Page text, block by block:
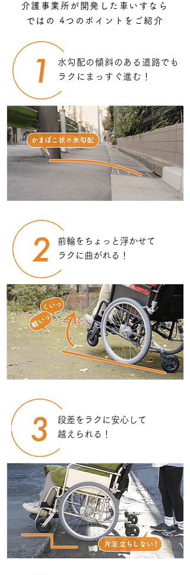
介護事業所が開発した車いすなら
ではの 4つのポイントをご紹介
水勾配の傾斜のある道路でも
ラクにまっすぐ進む！
前輪をちょっと浮かせて
ラクに曲がれる！
段差をラクに安心して
越えられる！